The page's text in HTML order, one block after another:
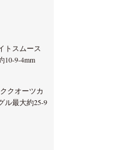
トスムース
10-9-4mm
クオーツカ
ル最大約25-9